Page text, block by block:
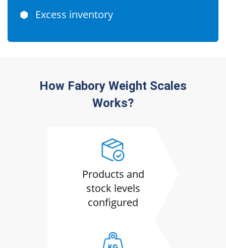
⬢
Excess inventory
How Fabory Weight Scales
Works?
Products and
stock levels
configured